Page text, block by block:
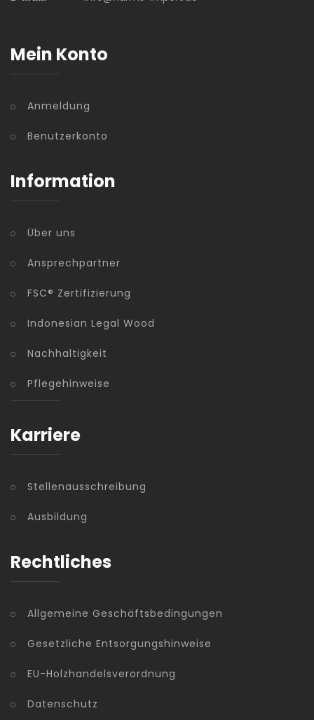
Mein Konto
Anmeldung
Benutzerkonto
Information
Über uns
Ansprechpartner
FSC® Zertifizierung
Indonesian Legal Wood
Nachhaltigkeit
Pflegehinweise
Karriere
Stellenausschreibung
Ausbildung
Rechtliches
Allgemeine Geschäftsbedingungen
Gesetzliche Entsorgungshinweise
EU-Holzhandelsverordnung
Datenschutz